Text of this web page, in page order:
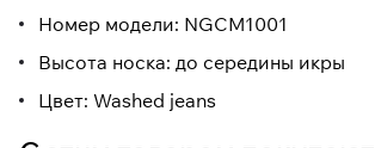
Номер модели: NGCM1001
Высота носка: до середины икры
Цвет: Washed jeans